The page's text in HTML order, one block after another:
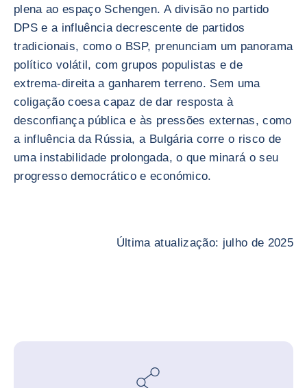
plena ao espaço Schengen. A divisão no partido
DPS e a influência decrescente de partidos
tradicionais, como o BSP, prenunciam um panorama
político volátil, com grupos populistas e de
extrema-direita a ganharem terreno. Sem uma
coligação coesa capaz de dar resposta à
desconfiança pública e às pressões externas, como
a influência da Rússia, a Bulgária corre o risco de
uma instabilidade prolongada, o que minará o seu
progresso democrático e económico.
Última atualização: julho de 2025